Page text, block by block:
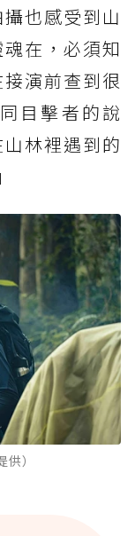
也感受到山
在，必須知
演前查到很
目擊者的說
林裡遇到的
）